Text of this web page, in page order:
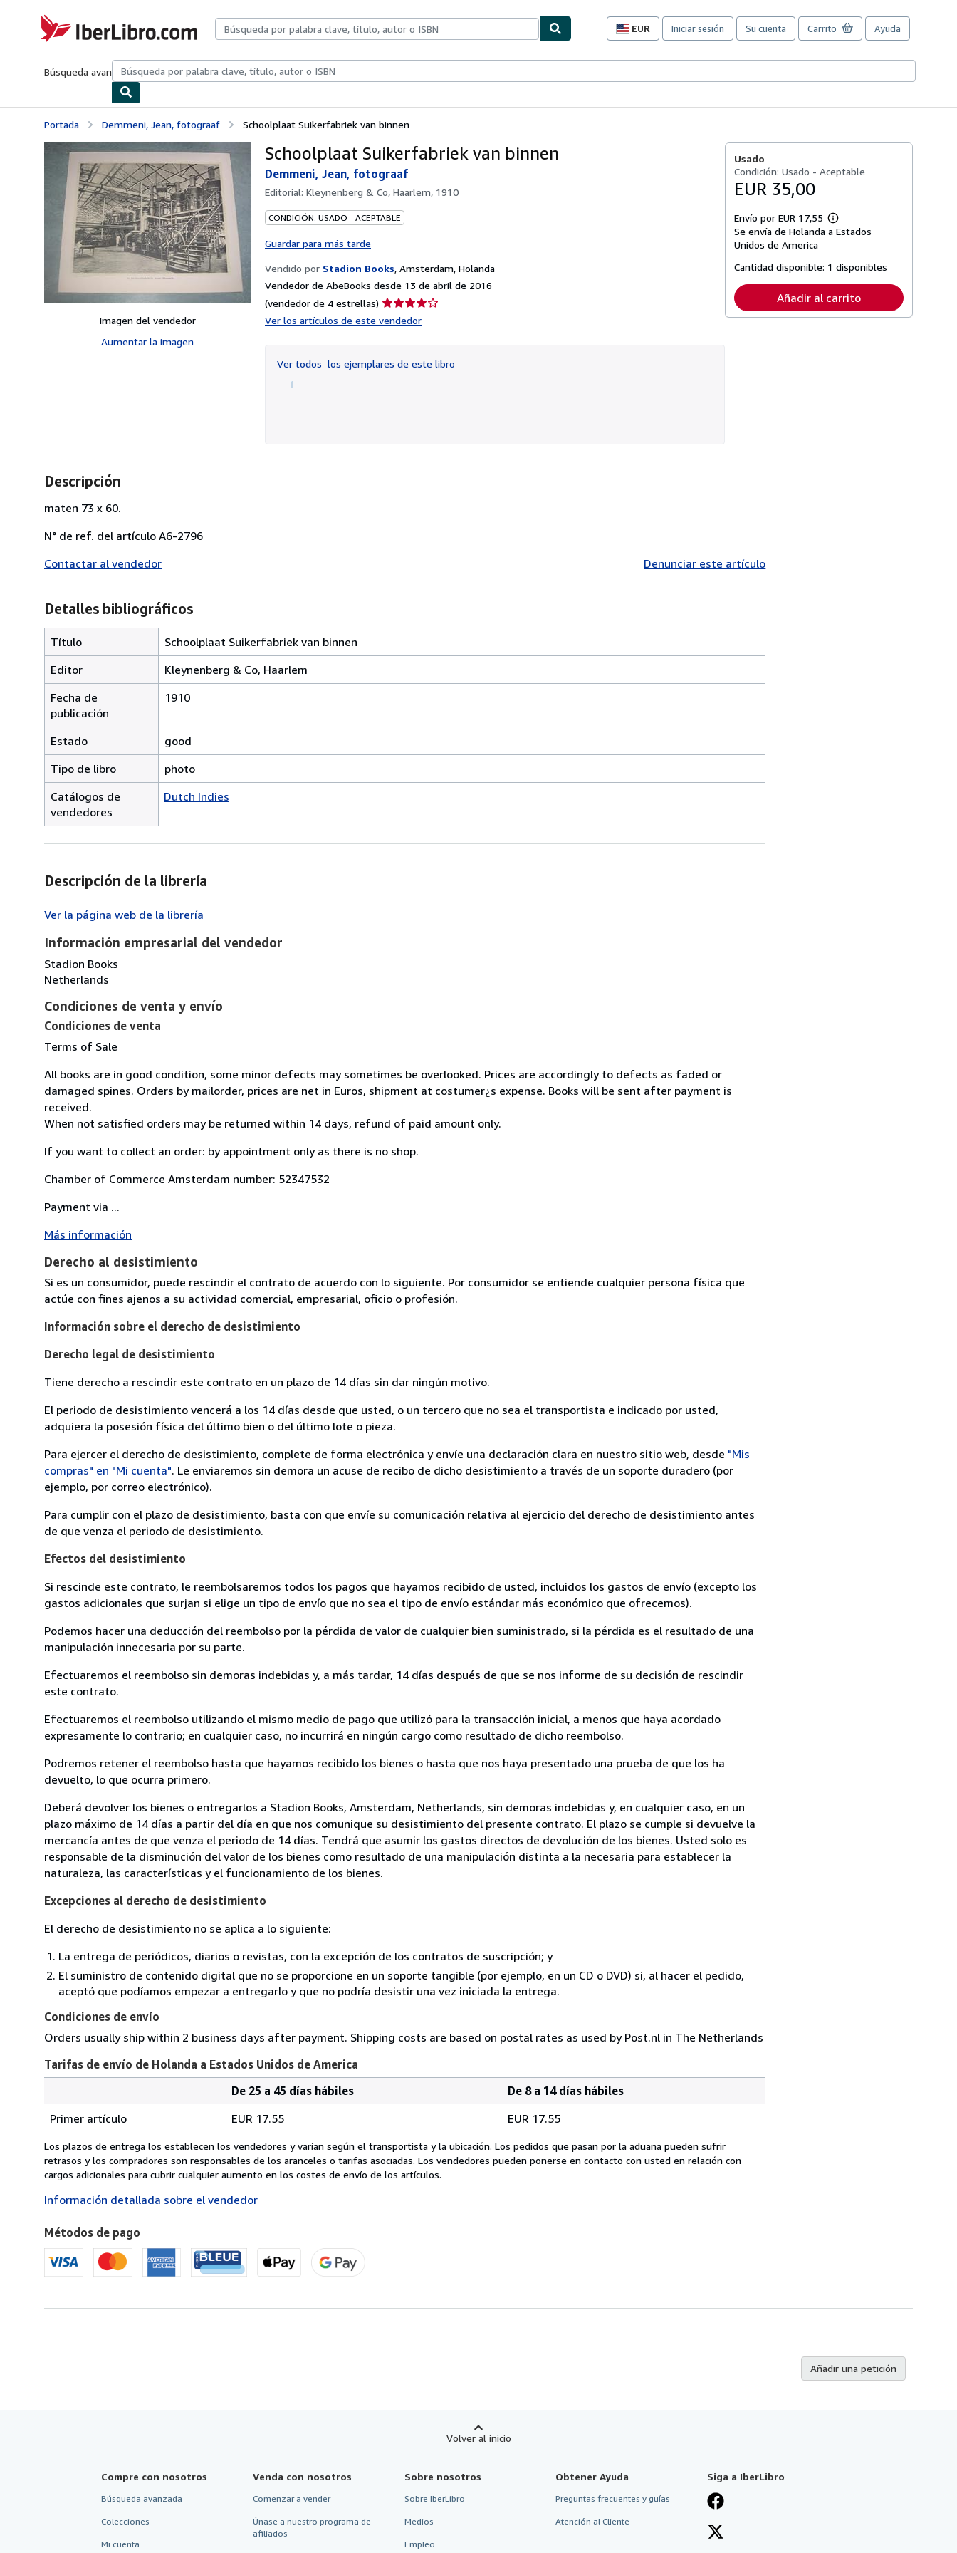
IberLibro.com
EUR
Preferencias
compra
sitio.
Iniciar sesión Su cuenta Carrito Ayuda
Búsqueda avanzadaColecciones Libros antiguosArte y coleccionismo
Portada Demmeni, Jean, fotograaf Schoolplaat Suikerfabriek van binnen
Imagen del vendedor
Aumentar la imagen
Schoolplaat Suikerfabriek van binnen
Demmeni, Jean, fotograaf
Editorial: Kleynenberg & Co, Haarlem, 1910
CONDICIÓN: USADO - ACEPTABLE
Guardar para más tarde
Vendido por Stadion Books, Amsterdam, Holanda
Vendedor de AbeBooks desde 13 de abril de 2016
(vendedor de 4 estrellas) Calificación
Ver los artículos de este vendedor
Ver todos los ejemplares de este libro
Usado
Condición: Usado - Aceptable
EUR 35,00
Envío por EUR 17,55
Más
información
tarifas
envío
Se envía de Holanda a Estados
Unidos de America
Cantidad disponible: 1 disponibles
Añadir al carrito
Descripción
maten 73 x 60.
N° de ref. del artículo A6-2796
Contactar al vendedor
Denunciar este artículo
Detalles bibliográficos
Título
Schoolplaat Suikerfabriek van binnen
Editor
Kleynenberg & Co, Haarlem
Fecha de
publicación
1910
Estado
good
Tipo de libro
photo
Catálogos de
vendedores
Dutch Indies
Descripción de la librería
Ver la página web de la librería
Información empresarial del vendedor
Stadion Books
Netherlands
Condiciones de venta y envío
Condiciones de venta
Terms of Sale
All books are in good condition, some minor defects may sometimes be overlooked. Prices are accordingly to defects as faded or
damaged spines. Orders by mailorder, prices are net in Euros, shipment at costumer¿s expense. Books will be sent after payment is
received.
When not satisfied orders may be returned within 14 days, refund of paid amount only.
If you want to collect an order: by appointment only as there is no shop.
Chamber of Commerce Amsterdam number: 52347532
Payment via ...
Más información
Derecho al desistimiento
Si es un consumidor, puede rescindir el contrato de acuerdo con lo siguiente. Por consumidor se entiende cualquier persona física que
actúe con fines ajenos a su actividad comercial, empresarial, oficio o profesión.
Información sobre el derecho de desistimiento
Derecho legal de desistimiento
Tiene derecho a rescindir este contrato en un plazo de 14 días sin dar ningún motivo.
El periodo de desistimiento vencerá a los 14 días desde que usted, o un tercero que no sea el transportista e indicado por usted,
adquiera la posesión física del último bien o del último lote o pieza.
Para ejercer el derecho de desistimiento, complete de forma electrónica y envíe una declaración clara en nuestro sitio web, desde "Mis
compras" en "Mi cuenta". Le enviaremos sin demora un acuse de recibo de dicho desistimiento a través de un soporte duradero (por
ejemplo, por correo electrónico).
Para cumplir con el plazo de desistimiento, basta con que envíe su comunicación relativa al ejercicio del derecho de desistimiento antes
de que venza el periodo de desistimiento.
Efectos del desistimiento
Si rescinde este contrato, le reembolsaremos todos los pagos que hayamos recibido de usted, incluidos los gastos de envío (excepto los
gastos adicionales que surjan si elige un tipo de envío que no sea el tipo de envío estándar más económico que ofrecemos).
Podemos hacer una deducción del reembolso por la pérdida de valor de cualquier bien suministrado, si la pérdida es el resultado de una
manipulación innecesaria por su parte.
Efectuaremos el reembolso sin demoras indebidas y, a más tardar, 14 días después de que se nos informe de su decisión de rescindir
este contrato.
Efectuaremos el reembolso utilizando el mismo medio de pago que utilizó para la transacción inicial, a menos que haya acordado
expresamente lo contrario; en cualquier caso, no incurrirá en ningún cargo como resultado de dicho reembolso.
Podremos retener el reembolso hasta que hayamos recibido los bienes o hasta que nos haya presentado una prueba de que los ha
devuelto, lo que ocurra primero.
Deberá devolver los bienes o entregarlos a Stadion Books, Amsterdam, Netherlands, sin demoras indebidas y, en cualquier caso, en un
plazo máximo de 14 días a partir del día en que nos comunique su desistimiento del presente contrato. El plazo se cumple si devuelve la
mercancía antes de que venza el periodo de 14 días. Tendrá que asumir los gastos directos de devolución de los bienes. Usted solo es
responsable de la disminución del valor de los bienes como resultado de una manipulación distinta a la necesaria para establecer la
naturaleza, las características y el funcionamiento de los bienes.
Excepciones al derecho de desistimiento
El derecho de desistimiento no se aplica a lo siguiente:
La entrega de periódicos, diarios o revistas, con la excepción de los contratos de suscripción; y
El suministro de contenido digital que no se proporcione en un soporte tangible (por ejemplo, en un CD o DVD) si, al hacer el pedido,
aceptó que podíamos empezar a entregarlo y que no podría desistir una vez iniciada la entrega.
Condiciones de envío
Orders usually ship within 2 business days after payment. Shipping costs are based on postal rates as used by Post.nl in The Netherlands
Tarifas de envío de Holanda a Estados Unidos de America
de
envío
de
Holanda
Estados
de
America
pedido
De 25 a 45 días hábiles
De 8 a 14 días hábiles
Primer artículo
EUR 17.55 EUR 17.55
Los plazos de entrega los establecen los vendedores y varían según el transportista y la ubicación. Los pedidos que pasan por la aduana pueden sufrir
retrasos y los compradores son responsables de los aranceles o tarifas asociadas. Los vendedores pueden ponerse en contacto con usted en relación con
cargos adicionales para cubrir cualquier aumento en los costes de envío de los artículos.
Información detallada sobre el vendedor
Métodos de pago
Añadir una petición
Volver al inicio
Compre con nosotros
Búsqueda avanzada
Colecciones
Mi cuenta
Venda con nosotros
Comenzar a vender
Únase a nuestro programa de
afiliados
Sobre nosotros
Sobre IberLibro
Medios
Empleo
Obtener Ayuda
Preguntas frecuentes y guías
Atención al Cliente
Siga a IberLibro